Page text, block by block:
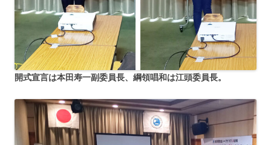
開式宣言は本田寿一副委員長、綱領唱和は江頭委員長。